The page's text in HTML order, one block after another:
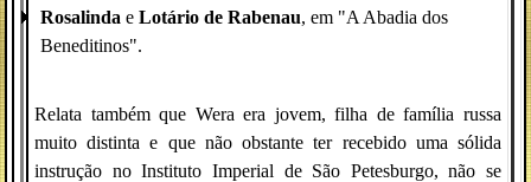
Rosalinda e Lotário de Rabenau, em "A Abadia dos
Beneditinos".
Relata também que Wera era jovem, filha de família russa
muito distinta e que não obstante ter recebido uma sólida
instrução no Instituto Imperial de São Petesburgo, não se